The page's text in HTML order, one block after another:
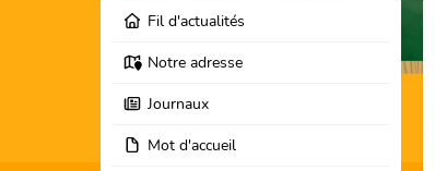
Fil d'actualités
Notre adresse
Journaux
Mot d'accueil